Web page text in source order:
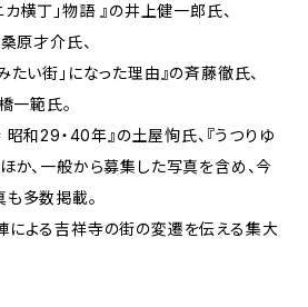
横丁」物語 』の井上健一郎氏、
原才介氏、
たい街」になった理由』の斉藤徹氏、
一範氏。
和29・40年』の土屋恂氏、『うつりゆ
か、一般から募集した写真を含め、今
多数掲載。
による吉祥寺の街の変遷を伝える集大